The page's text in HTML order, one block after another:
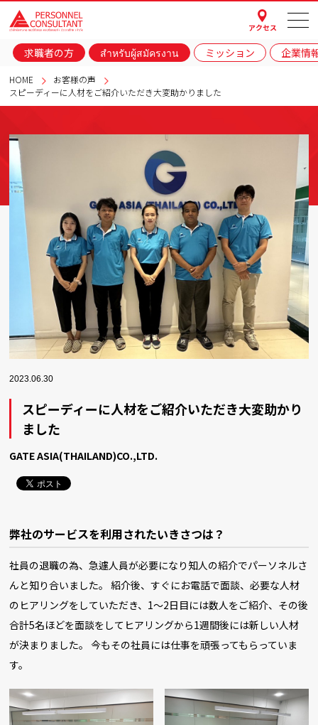
アクセス
求職者の方 สำหรับผู้สมัครงาน ミッション 企業情
HOME
お客様の声
スピーディーに人材をご紹介いただき大変助かりました
2023.06.30
スピーディーに人材をご紹介いただき大変助かり
ました
GATE ASIA(THAILAND)CO.,LTD.
弊社のサービスを利用されたいきさつは？
社員の退職の為、急遽人員が必要になり知人の紹介でパーソネルさ
んと知り合いました。 紹介後、すぐにお電話で面談、必要な人材
のヒアリングをしていただき、1～2日目には数人をご紹介、その後
合計5名ほどを面談をしてヒアリングから1週間後には新しい人材
が決まりました。 今もその社員には仕事を頑張ってもらっていま
す。